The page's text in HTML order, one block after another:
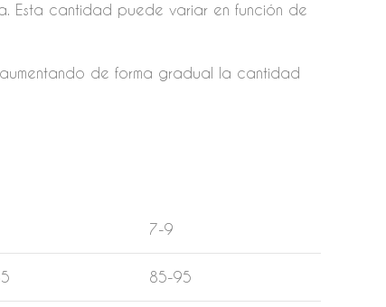
Esta cantidad puede variar en función de
de forma gradual la cantidad
7-9
85-95